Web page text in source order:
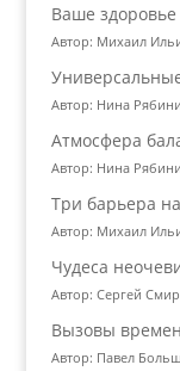
Ваше
Автор: Михаил
Автор: Нина
Атмосфера
Автор: Нина
Три барьера
Автор: Михаил
Чудеса
Автор: Сергей
Вызовы
Автор: Павел